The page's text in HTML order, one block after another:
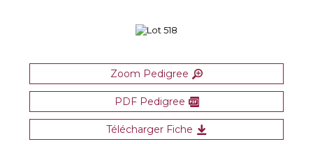
Zoom Pedigree
PDF Pedigree
Télécharger Fiche